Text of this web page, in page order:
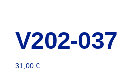
V202-037
31,00€